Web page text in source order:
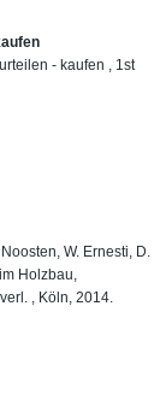
- kaufen , 1st
W. Ernesti, D.
Holzbau,
, Köln, 2014.